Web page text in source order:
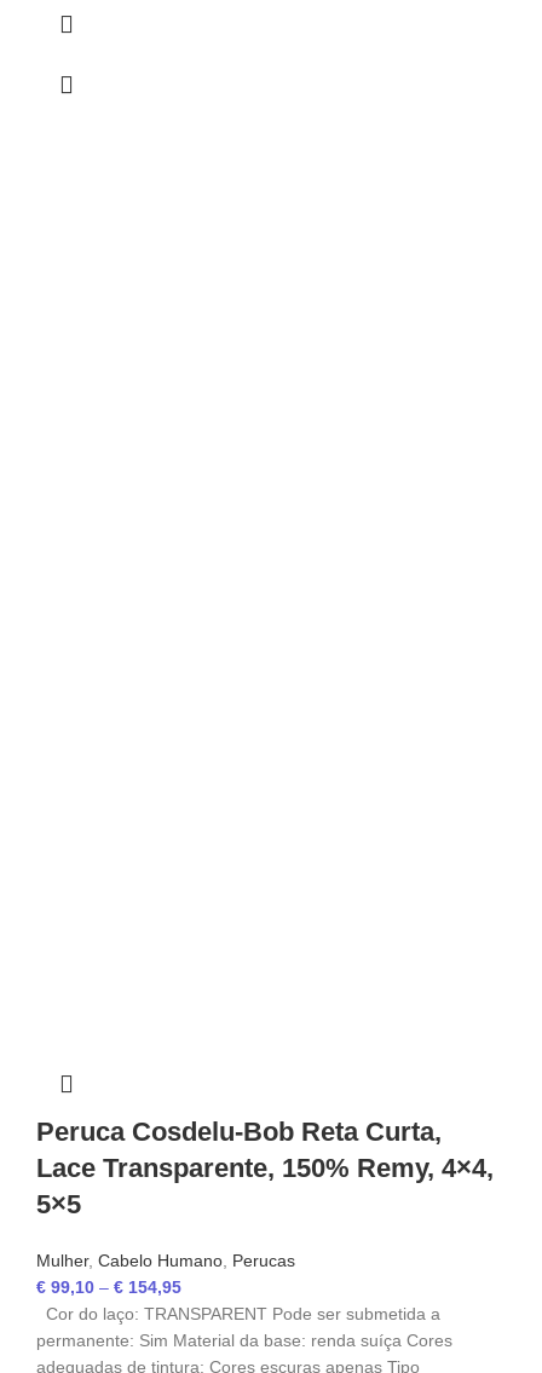
Peruca Cosdelu-Bob Reta Curta,
Lace Transparente, 150% Remy, 4×4,
5×5
Mulher, Cabelo Humano, Perucas
€ 99,10 – € 154,95
Cor do laço: TRANSPARENT Pode ser submetida a
permanente: Sim Material da base: renda suíça Cores
adequadas de tintura: Cores escuras apenas Tipo